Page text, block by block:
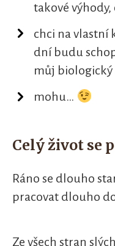
takové
chci na vlastní
dní budu
můj biologický
mohu…
Celý život se
Ráno se dlouho
pracovat dlouho
Ze všech stran